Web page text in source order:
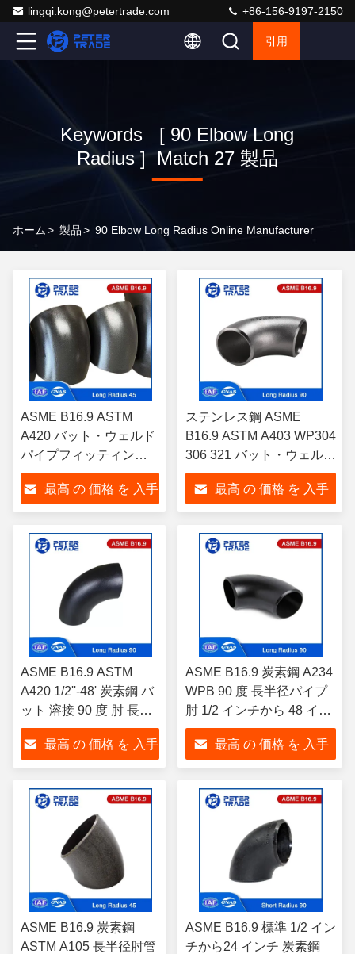
lingqi.kong@petertrade.com +86-156-9197-2150
引用
Keywords [ 90 Elbow Long
Radius ] Match 27 製品
ホーム> 製品> 90 Elbow Long Radius Online Manufacturer
ASME B16.9 ASTM
A420 バット・ウェルド
パイプフィッティング
炭素鋼 45度肘 長半径肘
最高 の 価格 を 入手
ステンレス鋼 ASME
B16.9 ASTM A403 WP304
306 321 バット・ウェルド
長半径肘 90度肘
最高 の 価格 を 入手
ASME B16.9 ASTM
A420 1/2''-48' 炭素鋼 バ
ット 溶接 90 度 肘 長半
径
最高 の 価格 を 入手
ASME B16.9 炭素鋼 A234
WPB 90 度 長半径パイプ
肘 1/2 インチから 48 イン
チ
最高 の 価格 を 入手
ASME B16.9 炭素鋼
ASTM A105 長半径肘管
ASME B16.9 標準 1/2 イン
チから24 インチ 炭素鋼